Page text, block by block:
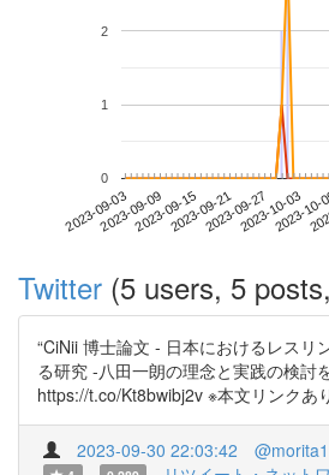
2023-09-032023-09-092023-09-152023-09-212023-09-272023-10-03
2023-
0
1
2
Twitter (5 users, 5
“CiNii 博士論文 - 日本におけるレスリ
る研究 -八田一朗の理念と実践の検討
https://t.co/Kt8bwibj2v ※本文リンクあ
2023-09-30 22:03:42